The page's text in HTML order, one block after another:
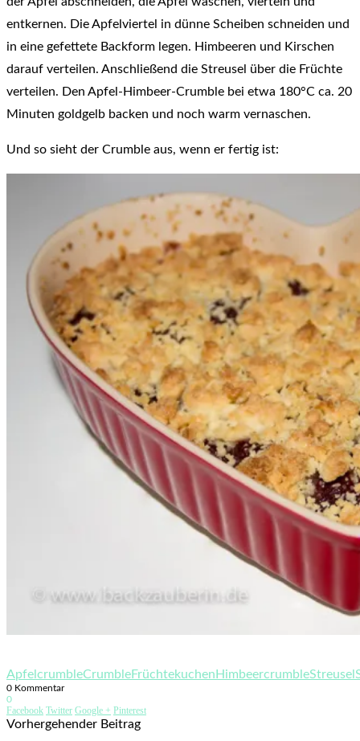
entkernen. Die Apfelviertel in dünne Scheiben schneiden und
in eine gefettete Backform legen. Himbeeren und Kirschen
darauf verteilen. Anschließend die Streusel über die Früchte
verteilen. Den Apfel-Himbeer-Crumble bei etwa 180°C ca. 20
Minuten goldgelb backen und noch warm vernaschen.
Und so sieht der Crumble aus, wenn er fertig ist:
ApfelcrumbleCrumbleFrüchtekuchen HimbeercrumbleStreusel
0 Kommentar
0
Facebook Twitter Google + Pinterest
Vorhergehender Beitrag